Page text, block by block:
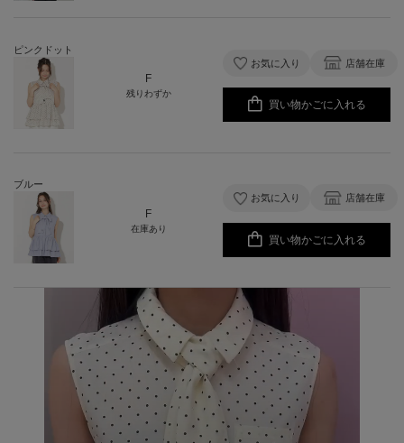
ピンクドット
F
残りわずか
お気に入り 店舗在庫
買い物かごに入れる
ブルー
F
在庫あり
お気に入り 店舗在庫
買い物かごに入れる